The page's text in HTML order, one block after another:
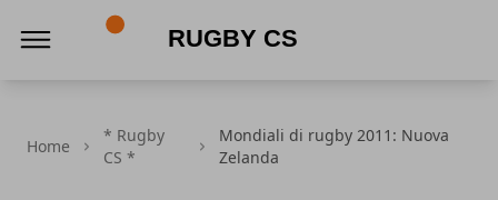
Home
* Rugby
CS *
Mondiali di rugby 2011: Nuova
Zelanda